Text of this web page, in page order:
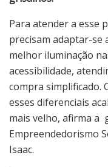
Para atender a esse
precisam adaptar-se
melhor iluminação
acessibilidade,
compra simplificado.
esses diferenciais
mais velho, afirma a
Empreendedorismo
Isaac.